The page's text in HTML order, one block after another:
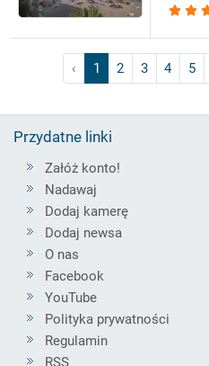
‹ 1 2 3 4 5
Przydatne linki
Załóż konto!
Nadawaj
Dodaj kamerę
Dodaj newsa
O nas
Facebook
YouTube
Polityka prywatności
Regulamin
RSS